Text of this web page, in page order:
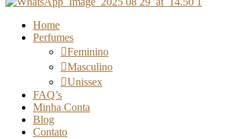
Home
Perfumes
Feminino
Masculino
Unissex
FAQ’s
Minha Conta
Blog
Contato